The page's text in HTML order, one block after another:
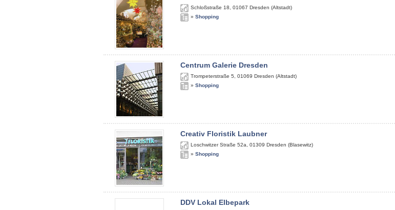
Schloßstraße 18 01067 Dresden (Altstadt)
» Shopping
Centrum Galerie Dresden
Trompeterstraße 5 01069 Dresden (Altstadt)
» Shopping
Creativ Floristik Laubner
Loschwitzer Straße 52a 01309 Dresden (Blasewitz)
» Shopping
DDV Lokal Elbepark